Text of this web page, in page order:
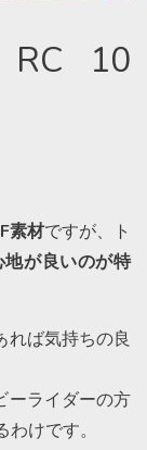
RC 10
素材ですが、ト
地が良いのが特
れば気持ちの良
ーライダーの方
けです。